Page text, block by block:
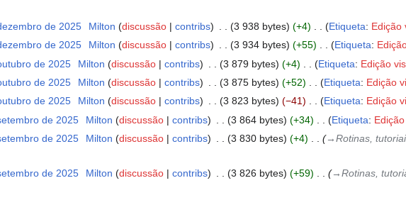
de 2025 Milton discussão contribs 3 938 bytes +4 Etiqueta: Edição
de 2025 Milton discussão contribs 3 934 bytes +55 Etiqueta:
de 2025 Milton discussão contribs 3 879 bytes +4 Etiqueta: Edição
de 2025 Milton discussão contribs 3 875 bytes +52 Etiqueta: Edição
de 2025 Milton discussão contribs 3 823 bytes −41 Etiqueta: Edição
de 2025 Milton discussão contribs 3 864 bytes +34 Etiqueta:
de 2025 Milton discussão contribs 3 830 bytes +4 →‎Rotinas,
de 2025 Milton discussão contribs 3 826 bytes +59 →‎Rotinas,